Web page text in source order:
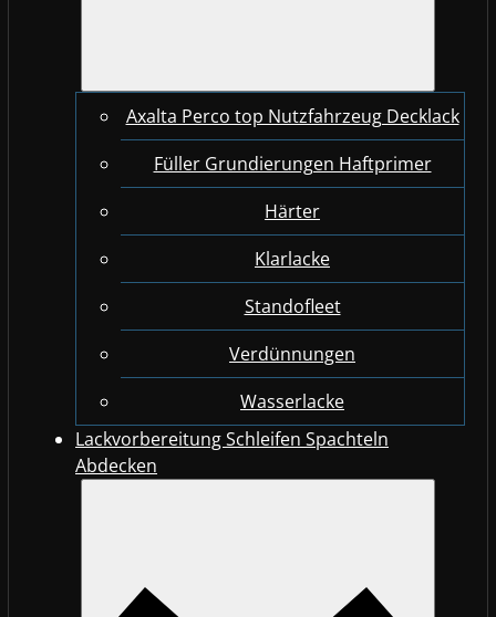
Axalta Perco top Nutzfahrzeug Decklack
Füller Grundierungen Haftprimer
Härter
Klarlacke
Standofleet
Verdünnungen
Wasserlacke
Lackvorbereitung Schleifen Spachteln
Abdecken